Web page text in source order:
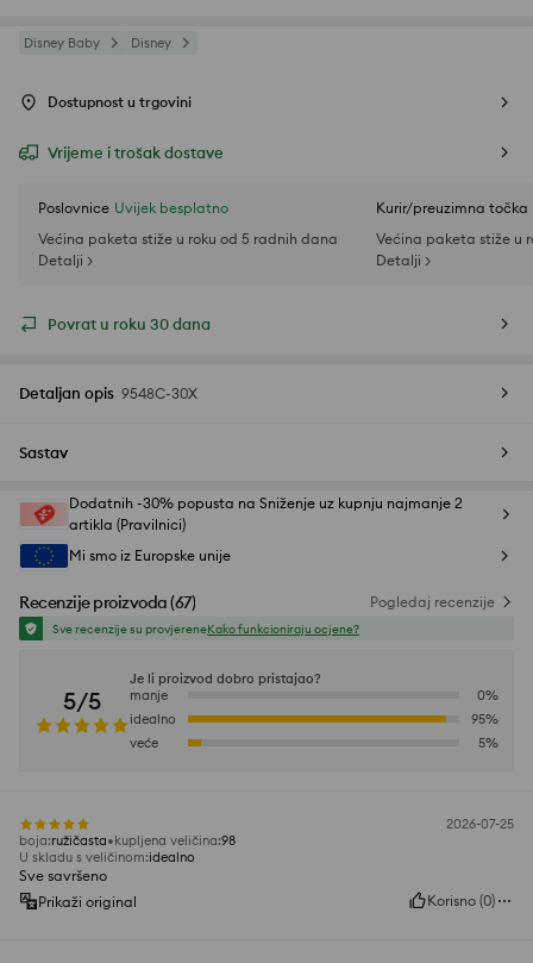
Disney Baby Disney
Dostupnost u trgovini
Vrijeme i trošak dostave
Poslovnice Uvijek besplatno
Većina paketa stiže u roku od 5 radnih dana
Detalji >
Kurir/preuzimna točka
Većina paketa stiže u
Detalji >
Povrat u roku 30 dana
Detaljan opis 9548C-30X
Sastav
Dodatnih -30% popusta na Sniženje uz kupnju najmanje 2
artikla (Pravilnici)
Mi smo iz Europske unije
Recenzije proizvoda(67) Pogledaj recenzije
Sve recenzije su provjereneKako funkcioniraju ocjene?
5/5
Je li proizvod dobro pristajao?
manje
0%
idealno
95%
veće
5%
2026-07-25
boja:ružičasta kupljena veličina:98
U skladu s veličinom:idealno
Sve savršeno
Prikaži original
Korisno (0)